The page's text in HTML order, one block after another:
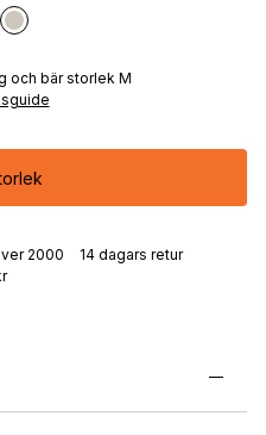
och bär storlek M
2000
14 dagars retur